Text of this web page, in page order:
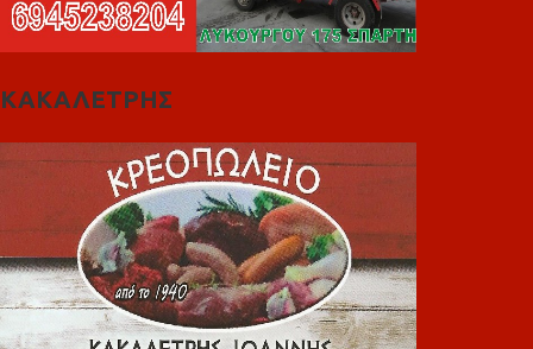
ΚΑΚΑΛΕΤΡΗΣ